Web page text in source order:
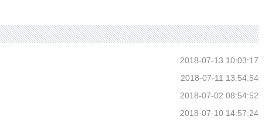
2018-07-13 10:03:17
2018-07-11 13:54:54
2018-07-02 08:54:52
2018-07-10 14:57:24